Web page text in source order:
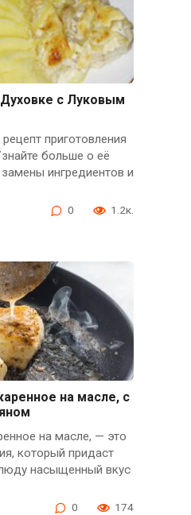
с Луковым
приготовления
больше о её
ингредиентов и
0 1.2к.
на масле, с
на масле, — это
который придаст
насыщенный вкус
0 174